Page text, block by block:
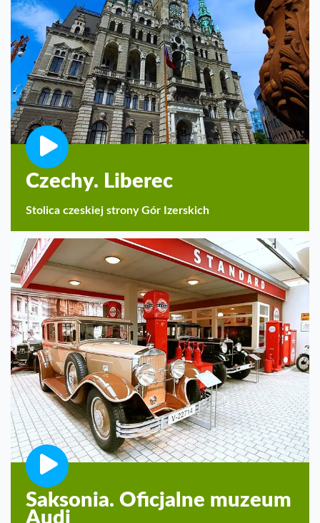
Czechy. Liberec
Stolica czeskiej strony Gór Izerskich
Saksonia. Oficjalne muzeum
Audi